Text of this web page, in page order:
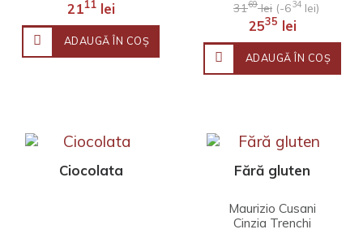
2111lei
ADAUGĂ ÎN COŞ
3169lei (-634 lei)
2535 lei
ADAUGĂ ÎN COŞ
Ciocolata Fără gluten
Maurizio Cusani
Cinzia Trenchi